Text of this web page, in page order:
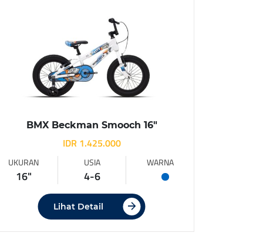
BMX Beckman Smooch 16″
IDR 1.425.000
UKURAN
16"
USIA
4-6
WARNA
Lihat Detail